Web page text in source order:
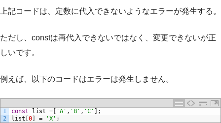
上記コードは、定数に代入できないようなエラーが発生する。
ただし、constは再代入できないではなく、変更できないが正
しいです。
例えば、以下のコードはエラーは発生しません。
1
2
const list = 'A' , 'B' , 'C'
;
list 0 = 'X' ;